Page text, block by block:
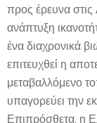
προς έρευνα
ανάπτυξη
ένα διαχρονικά
επιτευχθεί η
μεταβαλλόμενο
υπαγορεύει την
Επιπρόσθετα, η